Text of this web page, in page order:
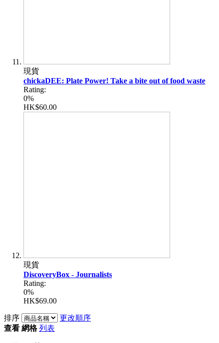
現貨
chickaDEE: Plate Power! Take a bite out of food waste
Rating:
0%
HK$60.00
現貨
DiscoveryBox - Journalists
Rating:
0%
HK$69.00
排序
更改順序
查看 網格 列表